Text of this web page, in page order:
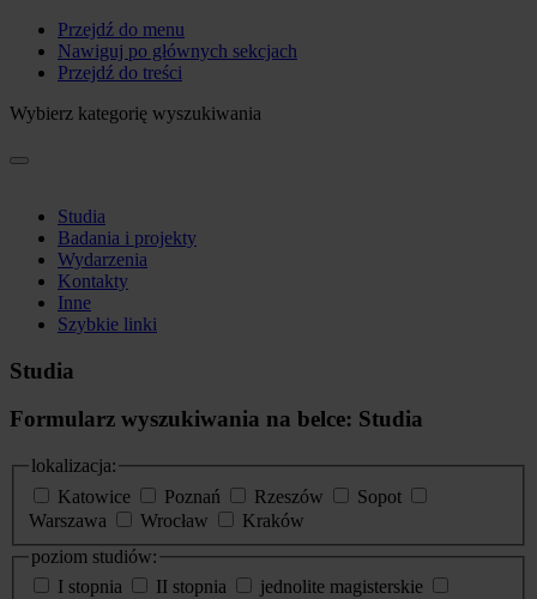
Przejdź do menu
Nawiguj po głównych sekcjach
Przejdź do treści
Wybierz kategorię wyszukiwania
Studia
Badania i projekty
Wydarzenia
Kontakty
Inne
Szybkie linki
Studia
Formularz wyszukiwania na belce: Studia
lokalizacja:
Katowice
Poznań Rzeszów
Sopot
Warszawa
Wrocław
Kraków
poziom studiów:
I stopnia
II stopnia
jednolite magisterskie